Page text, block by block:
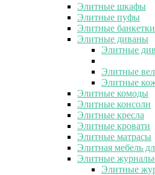
Элитные шкафы
Элитные пуфы
Элитные банкетки
Элитные диваны
Элитные
Элитные
Элитные
Элитные комоды
Элитные консоли
Элитные кресла
Элитные кровати
Элитные матрасы
Элитная мебель
Элитные
Элитные